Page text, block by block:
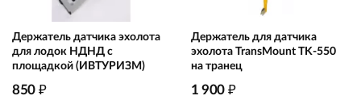
Держатель датчика эхолота
для лодок НДНД с
площадкой (ИВТУРИЗМ)
850 ₽
Держатель для датчика
эхолота TransMount TK-550
на транец
1 900 ₽